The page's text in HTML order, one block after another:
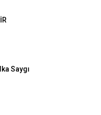
Saygı